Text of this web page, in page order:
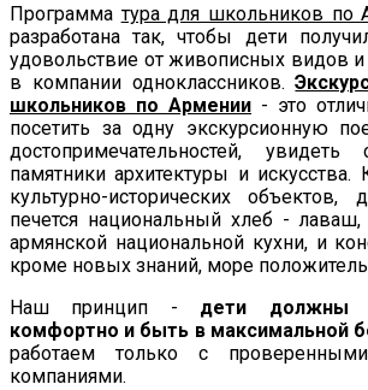
Программатура для школьников по
разработана так, чтобы дети
удовольствие от живописных видов и
в компании одноклассников.
школьников по Армении - это
посетить за одну экскурсионную
достопримечательностей,
памятники архитектуры и
культурно-исторических объектов,
печется национальный хлеб -
армянской национальной кухни, и
кроме новых знаний, море
Наш принцип - дети должны
комфортно и быть в максимальной
работаем только с
компаниями.